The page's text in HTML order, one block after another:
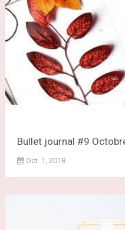
Bullet journal #9
Oct. 1, 2018